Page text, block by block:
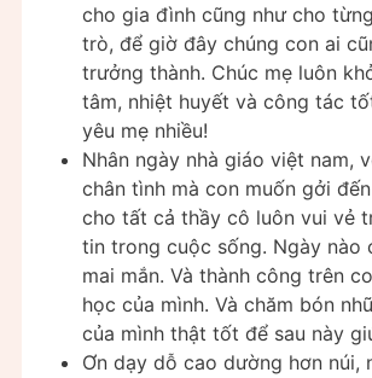
cho gia đình cũng như cho
trò, để giờ đây chúng con ai
trưởng thành. Chúc mẹ luôn
tâm, nhiệt huyết và công tác
yêu mẹ nhiều!
Nhân ngày nhà giáo việt nam,
chân tình mà con muốn gởi
cho tất cả thầy cô luôn vui vẻ
tin trong cuộc sống. Ngày nào
mai mắn. Và thành công trên
học của mình. Và chăm bón
của mình thật tốt để sau này
Ơn dạy dỗ cao dường hơn núi,